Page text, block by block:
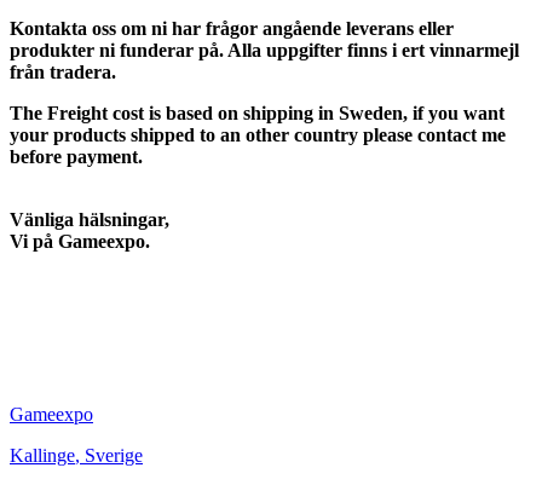
Kontakta oss om ni har frågor angående leverans eller
produkter ni funderar på. Alla uppgifter finns i ert vinnarmejl
från tradera.
The Freight cost is based on shipping in Sweden, if you want
your products shipped to an other country please contact me
before payment.
Vänliga hälsningar,
Vi på Gameexpo.
Gameexpo
Kallinge, Sverige